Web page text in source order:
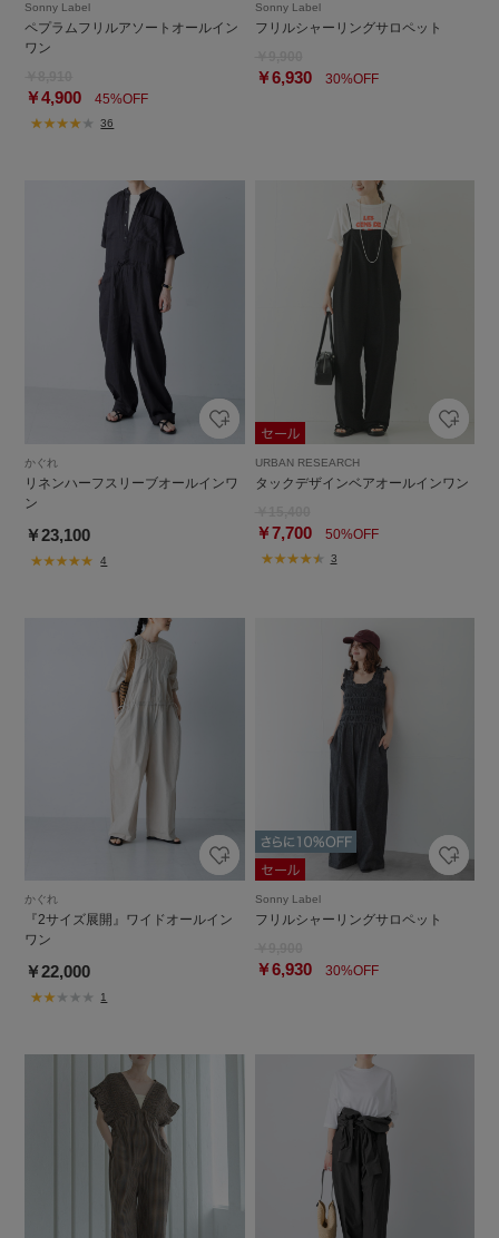
Sonny Label
ペプラムフリルアソートオールイン
ワン
￥4,900 45%OFF
36
Sonny Label
フリルシャーリングサロペット
￥6,93030%OFF
かぐれ
リネンハーフスリーブオールインワ
ン
￥23,100
4
URBAN RESEARCH
タックデザインベアオールインワン
￥7,70050%OFF
3
かぐれ
『2サイズ展開』ワイドオールイン
ワン
￥22,000
1
Sonny Label
フリルシャーリングサロペット
￥6,93030%OFF